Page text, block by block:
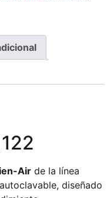
Air de la línea
diseñado